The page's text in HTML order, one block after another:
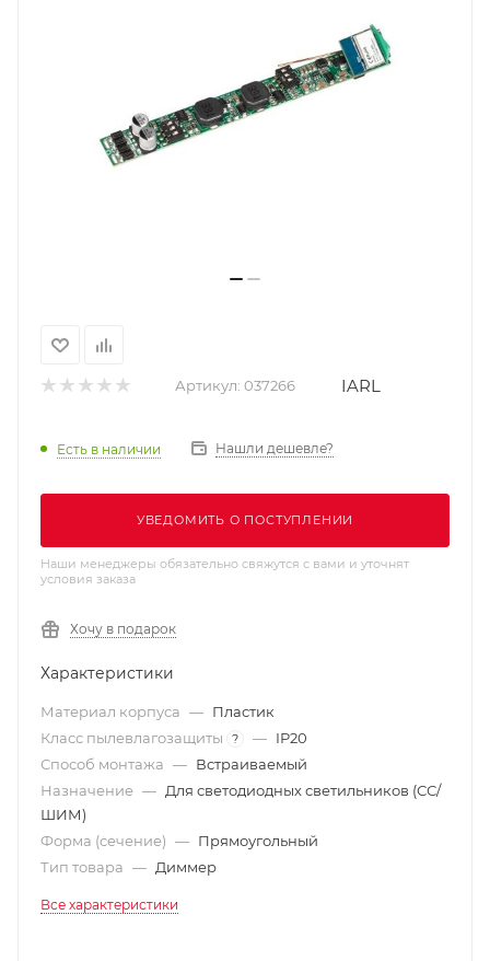
Артикул: 037266 IARL
Есть в наличии Нашли дешевле?
УВЕДОМИТЬ О ПОСТУПЛЕНИИ
Наши менеджеры обязательно свяжутся с вами и уточнят
условия заказа
Хочу в подарок
Характеристики
Материал корпуса — Пластик
Класс пылевлагозащиты
? — IP20
Способ монтажа — Встраиваемый
Назначение — Для светодиодных светильников (СС/
ШИМ)
Форма (сечение) — Прямоугольный
Тип товара — Диммер
Все характеристики